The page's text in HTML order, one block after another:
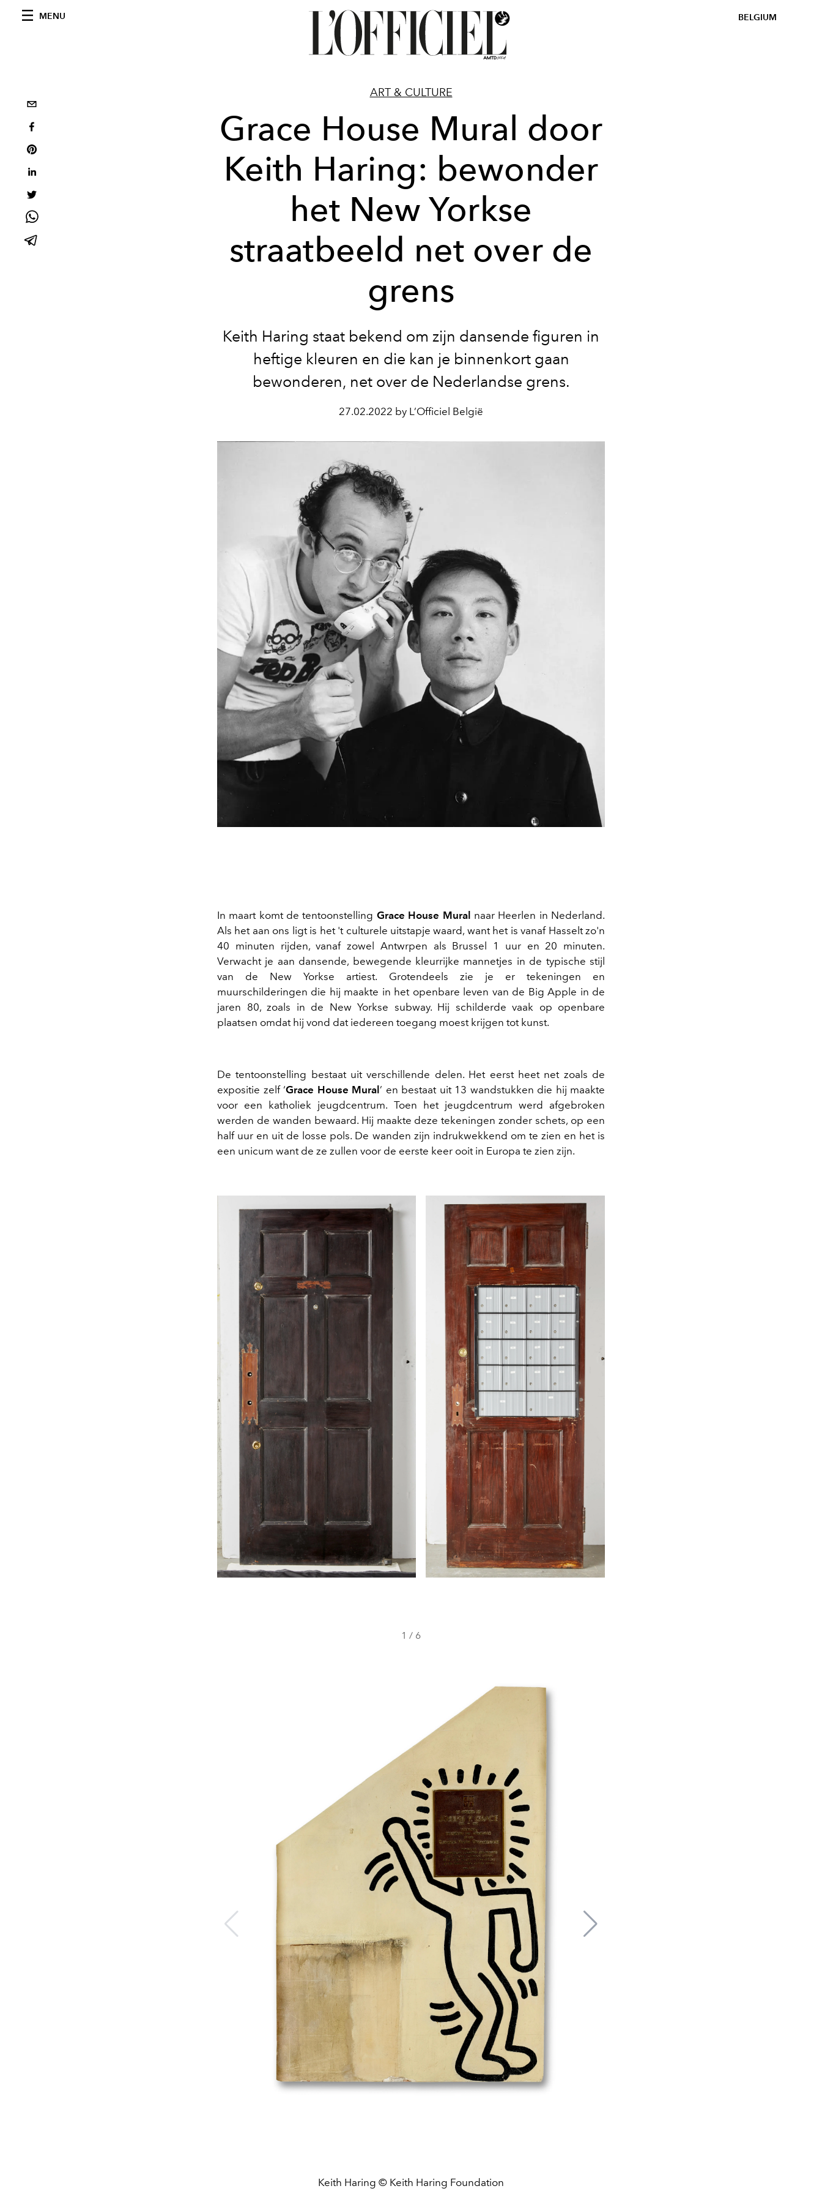
MENU BELGIUM
ART & CULTURE
Grace House Mural door
Keith Haring: bewonder
het New Yorkse
straatbeeld net over de
grens
Keith Haring staat bekend om zijn dansende figuren in
heftige kleuren en die kan je binnenkort gaan
bewonderen, net over de Nederlandse grens.
27.02.2022 by L’Officiel België
In maart komt de tentoonstelling Grace House Mural naar Heerlen in Nederland.
Als het aan ons ligt is het 't culturele uitstapje waard, want het is vanaf Hasselt zo'n
40 minuten rijden, vanaf zowel Antwrpen als Brussel 1 uur en 20 minuten.
Verwacht je aan dansende, bewegende kleurrijke mannetjes in de typische stijl
van de New Yorkse artiest. Grotendeels zie je er tekeningen en
muurschilderingen die hij maakte in het openbare leven van de Big Apple in de
jaren 80, zoals in de New Yorkse subway. Hij schilderde vaak op openbare
plaatsen omdat hij vond dat iedereen toegang moest krijgen tot kunst.
De tentoonstelling bestaat uit verschillende delen. Het eerst heet net zoals de
expositie zelf ‘Grace House Mural’ en bestaat uit 13 wandstukken die hij maakte
voor een katholiek jeugdcentrum. Toen het jeugdcentrum werd afgebroken
werden de wanden bewaard. Hij maakte deze tekeningen zonder schets, op een
half uur en uit de losse pols. De wanden zijn indrukwekkend om te zien en het is
een unicum want de ze zullen voor de eerste keer ooit in Europa te zien zijn.
1 / 6
Keith Haring © Keith Haring Foundation